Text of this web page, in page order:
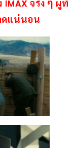
จริง ๆ ผู้ที่
ดแน่นอน